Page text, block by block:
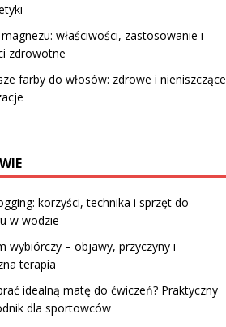
właściwości, zastosowanie i
zdrowotne
farby do włosów: zdrowe i nieniszczące
korzyści, technika i sprzęt do
w wodzie
wybiórczy – objawy, przyczyny i
terapia
idealną matę do ćwiczeń? Praktyczny
dla sportowców